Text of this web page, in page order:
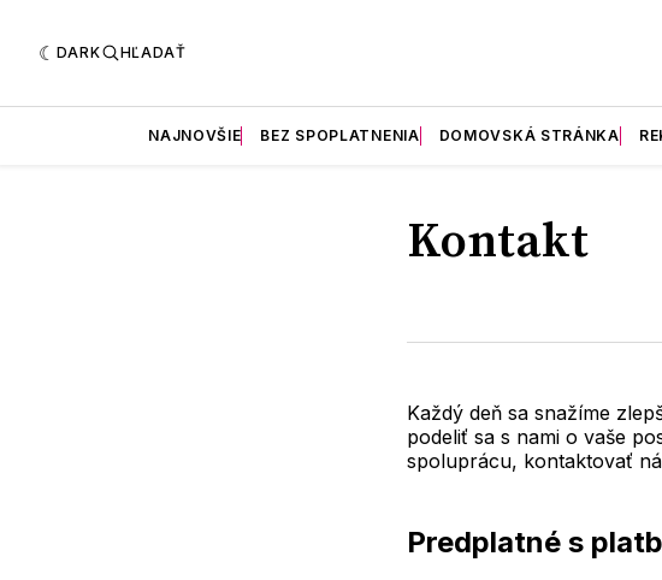
DARK HĽADAŤ
NAJNOVŠIE BEZ SPOPLATNENIA DOMOVSKÁ STRÁNKA
Kontakt
Každý deň sa snažíme
podeliť sa s nami o vaše
spoluprácu, kontaktovať
Predplatné s